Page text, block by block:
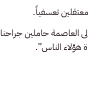
تعسفياً.
العاصمة حاملين جراحنا
هؤلاء الناس”.